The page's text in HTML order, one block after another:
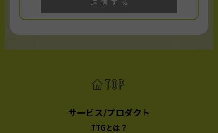
サービス/プロダクト
TTGとは？